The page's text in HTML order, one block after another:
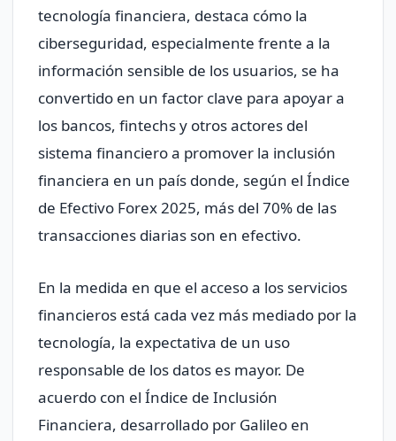
tecnología financiera, destaca cómo la
ciberseguridad, especialmente frente a la
información sensible de los usuarios, se ha
convertido en un factor clave para apoyar a
los bancos, fintechs y otros actores del
sistema financiero a promover la inclusión
financiera en un país donde, según el Índice
de Efectivo Forex 2025, más del 70% de las
transacciones diarias son en efectivo.
En la medida en que el acceso a los servicios
financieros está cada vez más mediado por la
tecnología, la expectativa de un uso
responsable de los datos es mayor. De
acuerdo con el Índice de Inclusión
Financiera, desarrollado por Galileo en